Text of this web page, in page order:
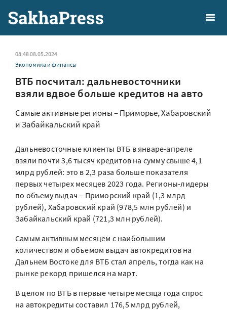
08:48 08.05.2024
Экономика и финансы
ВТБ посчитал: дальневосточники
взяли вдвое больше кредитов на авто
Самые активные регионы – Приморье, Хабаровский
и Забайкальский край
Дальневосточные клиенты ВТБ в январе-апреле
взяли почти 3,6 тысяч кредитов на сумму свыше 4,1
млрд рублей: это в 2,3 раза больше показателя
первых четырех месяцев 2023 года. Регионы-лидеры
по объему выдач – Приморский край (1,3 млрд
рублей), Хабаровский край (978,5 млн рублей) и
Забайкальский край (721,3 млн рублей).
Самым активным месяцем с наибольшим
количеством и объемом выдач автокредитов на
Дальнем Востоке для ВТБ стал апрель, тогда как на
рынке рекорд пришелся на март.
В целом по ВТБ в первые четыре месяца года спрос
на автокредиты составил 176,5 млрд рублей,